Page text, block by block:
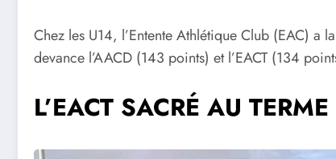
Chez les U14, l’Entente Athlétique Club (EAC) a
devance l’AACD (143 points) et l’EACT (134
L’EACT SACRÉ AU